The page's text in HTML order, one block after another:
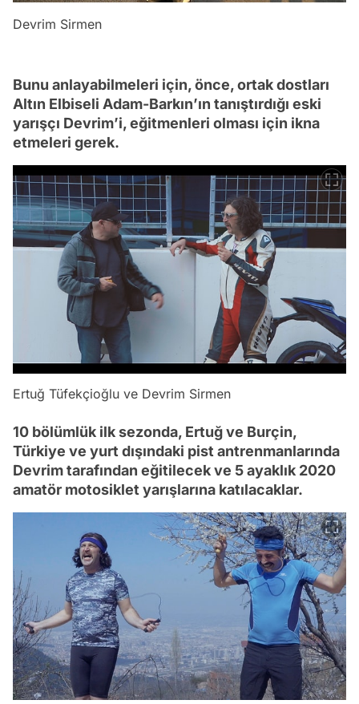
Devrim Sirmen
Bunu anlayabilmeleri için, önce, ortak dostları
Altın Elbiseli Adam-Barkın’ın tanıştırdığı eski
yarışçı Devrim’i, eğitmenleri olması için ikna
etmeleri gerek.
Ertuğ Tüfekçioğlu ve Devrim Sirmen
10 bölümlük ilk sezonda, Ertuğ ve Burçin,
Türkiye ve yurt dışındaki pist antrenmanlarında
Devrim tarafından eğitilecek ve 5 ayaklık 2020
amatör motosiklet yarışlarına katılacaklar.